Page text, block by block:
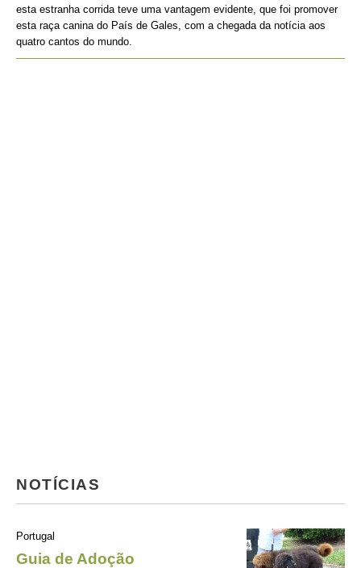
esta estranha corrida teve uma vantagem evidente, que foi promover
esta raça canina do País de Gales, com a chegada da notícia aos
quatro cantos do mundo.
NOTÍCIAS
Portugal
Guia de Adoção